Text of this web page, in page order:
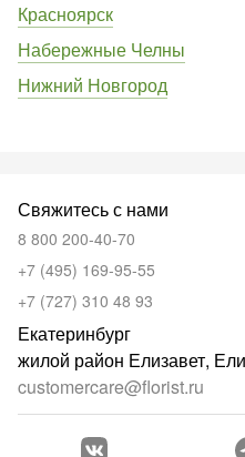
Красноярск
Набережные Челны
Нижний Новгород
Свяжитесь с нами
8 800 200-40-70
+7 (495) 169-95-55
+7 (727) 310 48 93
Екатеринбург
жилой район Елизавет,
customercare@florist.ru